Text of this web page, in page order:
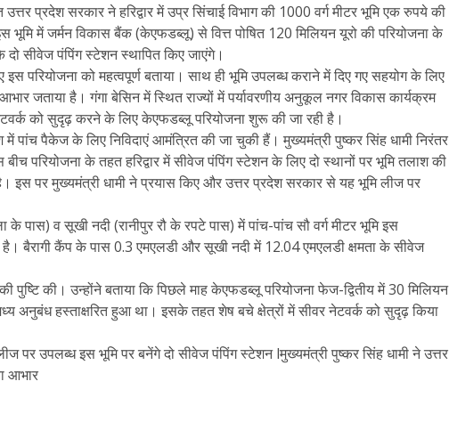
उत्तर प्रदेश सरकार ने हरिद्वार में उप्र सिंचाई विभाग की 1000 वर्ग मीटर भूमि एक रुपये की
भूमि में जर्मन विकास बैंक (केएफडब्लू) से वित्त पोषित 120 मिलियन यूरो की परियोजना के
सीवेज पंपिंग स्टेशन स्थापित किए जाएंगे।
इस परियोजना को महत्वपूर्ण बताया। साथ ही भूमि उपलब्ध कराने में दिए गए सहयोग के लिए
जताया है। गंगा बेसिन में स्थित राज्यों में पर्यावरणीय अनुकूल नगर विकास कार्यक्रम
को सुदृढ़ करने के लिए केएफडब्लू परियोजना शुरू की जा रही है।
पांच पैकेज के लिए निविदाएं आमंत्रित की जा चुकी हैं। मुख्यमंत्री पुष्कर सिंह धामी निरंतर
परियोजना के तहत हरिद्वार में सीवेज पंपिंग स्टेशन के लिए दो स्थानों पर भूमि तलाश की
इस पर मुख्यमंत्री धामी ने प्रयास किए और उत्तर प्रदेश सरकार से यह भूमि लीज पर
के पास) व सूखी नदी (रानीपुर रौ के रपटे पास) में पांच-पांच सौ वर्ग मीटर भूमि इस
है। बैरागी कैंप के पास 0.3 एमएलडी और सूखी नदी में 12.04 एमएलडी क्षमता के सीवेज
की। उन्होंने बताया कि पिछले माह केएफडब्लू परियोजना फेज-द्वितीय में 30 मिलियन
अनुबंध हस्ताक्षरित हुआ था। इसके तहत शेष बचे क्षेत्रों में सीवर नेटवर्क को सुदृढ़ किया
पर उपलब्ध इस भूमि पर बनेंगे दो सीवेज पंपिंग स्टेशन lमुख्यमंत्री पुष्कर सिंह धामी ने उत्तर
आभार